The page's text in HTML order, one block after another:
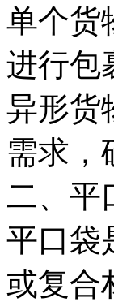
单个货
进行包
异形货
需求，
二、平
平口袋
或复合